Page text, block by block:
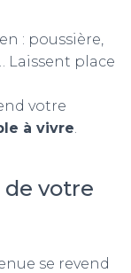
: poussière,
Laissent place
votre
à vivre.
de votre
se revend